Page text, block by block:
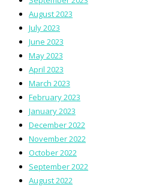
August 2023
July 2023
June 2023
May 2023
April 2023
March 2023
February 2023
January 2023
December 2022
November 2022
October 2022
September 2022
August 2022